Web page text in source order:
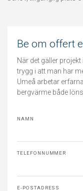
Be om offert
När det gäller
trygg i att man har
Umeå arbetar
bergvärme både
NAMN
TELEFONNUMMER
E-POSTADRESS